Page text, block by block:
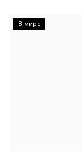
В мире